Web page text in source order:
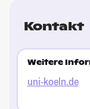
Kontakt
Weitere
uni-koeln.de